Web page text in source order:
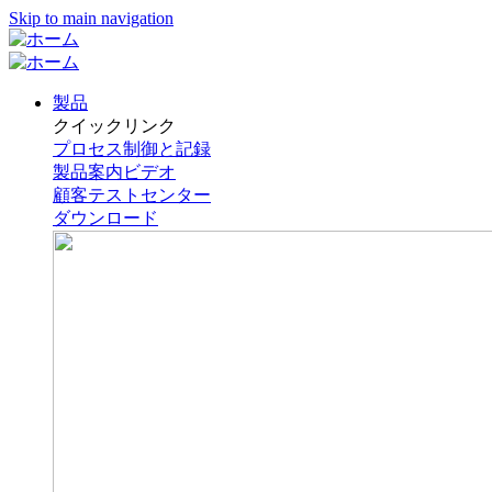
Skip to main navigation
製品
クイックリンク
プロセス制御と記録
製品案内ビデオ
顧客テストセンター
ダウンロード